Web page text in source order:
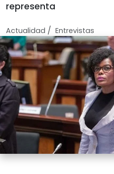
representa
Actualidad / Entrevistas